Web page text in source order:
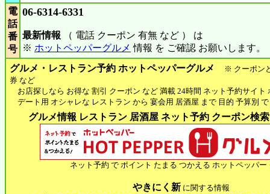
電
話
番
号
06-6314-6331
最新情報 （ 電話 クーポン 有無 など ） は
※ ホットペッパーグルメ 情報 を ご確認 お願いします。
グルメ・レストラン予約 ホットペッパーグルメ
※ クーポン
券 など
お店探しなら お得な 割引 クーポン など 満載 24時間 ネット予約サイト
デート用 オシャレな レストラン から 宴会用 居酒屋 まで 目的 予算別
グルメ情報 レストラン 居酒屋 ネット予約 クーポン検
ネット予約 で ポイント たまる つかえる ホットペッパー
やきにく新に関する情報